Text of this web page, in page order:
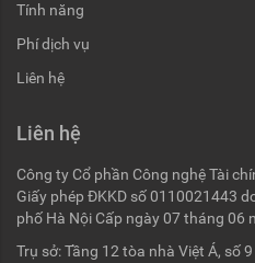
Tính năng
Phí dịch vụ
Liên hệ
Liên hệ
Công ty Cổ phần Công nghệ Tài
Giấy phép ĐKKD số 0110021443
phố Hà Nội Cấp ngày 07 tháng 06
Trụ sở: Tầng 12 tòa nhà Việt Á, số